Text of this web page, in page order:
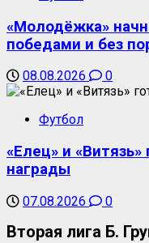
«Молодёжка»
победами и без
08.08.2026 0
Футбол
«Елец» и
награды
07.08.2026 0
Вторая лига Б.